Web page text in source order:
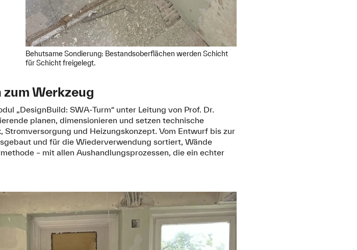
Behutsame Sondierung: Bestandsoberflächen werden Schicht
für Schicht freigelegt.
Werkzeug
„DesignBuild: SWA-Turm“ unter Leitung von Prof. Dr.
planen, dimensionieren und setzen technische
und Heizungskonzept. Vom Entwurf bis zur
und für die Wiederverwendung sortiert, Wände
– mit allen Aushandlungsprozessen, die ein echter